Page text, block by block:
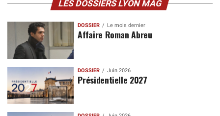
LES DOSSIERS LYON MAG
DOSSIER Le mois dernier
Affaire Roman Abreu
DOSSIER Juin 2026
Présidentielle 2027